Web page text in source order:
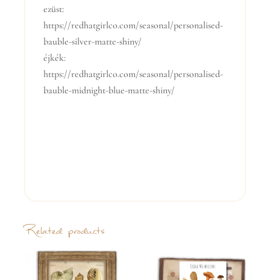
ezüst:
https://redhatgirlco.com/seasonal/personalised-
bauble-silver-matte-shiny/
éjkék:
https://redhatgirlco.com/seasonal/personalised-
bauble-midnight-blue-matte-shiny/
Related products